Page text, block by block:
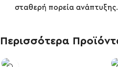
σταθερή πορεία ανάπτυξης.
Περισσότερα